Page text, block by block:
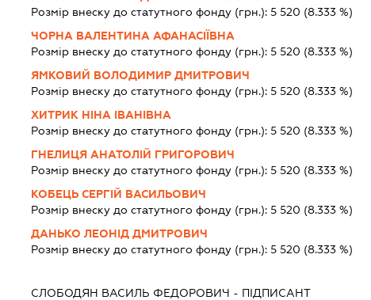
Розмір внеску до статутного фонду (грн.): 5 520 (8.333 %)
ЧОРНА ВАЛЕНТИНА АФАНАСІЇВНА
Розмір внеску до статутного фонду (грн.): 5 520 (8.333 %)
ЯМКОВИЙ ВОЛОДИМИР ДМИТРОВИЧ
Розмір внеску до статутного фонду (грн.): 5 520 (8.333 %)
ХИТРИК НІНА ІВАНІВНА
Розмір внеску до статутного фонду (грн.): 5 520 (8.333 %)
ГНЕЛИЦЯ АНАТОЛІЙ ГРИГОРОВИЧ
Розмір внеску до статутного фонду (грн.): 5 520 (8.333 %)
КОБЕЦЬ СЕРГІЙ ВАСИЛЬОВИЧ
Розмір внеску до статутного фонду (грн.): 5 520 (8.333 %)
ДАНЬКО ЛЕОНІД ДМИТРОВИЧ
Розмір внеску до статутного фонду (грн.): 5 520 (8.333 %)
СЛОБОДЯН ВАСИЛЬ ФЕДОРОВИЧ - ПІДПИСАНТ